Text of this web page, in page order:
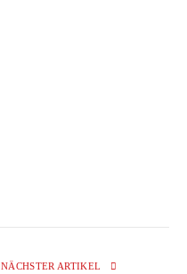
NÄCHSTER ARTIKEL